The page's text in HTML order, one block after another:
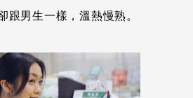
跟男生一樣，溫熱慢熟。